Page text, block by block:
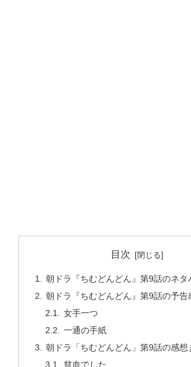
目次
朝ドラ『ちむどんどん』第9話のネタ
朝ドラ『ちむどんどん』第9話の予告
女手一つ
一通の手紙
朝ドラ「ちむどんどん」第9話の感想
貧血でした